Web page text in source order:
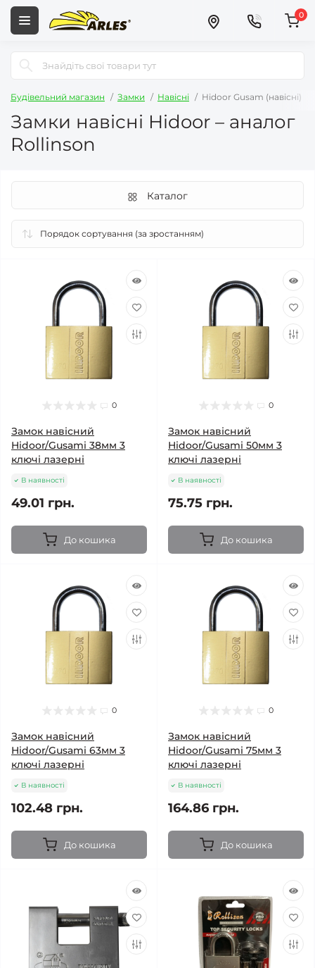
0
Будівельний магазин Замки Навісні Hidoor Gusam (навісні)
Замки навісні Hidoor – аналог
Rollinson
Каталог
0
Замок навісний
Hidoor/Gusami 38мм 3
ключі лазерні
В наявності
49.01 грн.
До кошика
0
Замок навісний
Hidoor/Gusami 50мм 3
ключі лазерні
В наявності
75.75 грн.
До кошика
0
Замок навісний
Hidoor/Gusami 63мм 3
ключі лазерні
В наявності
102.48 грн.
До кошика
0
Замок навісний
Hidoor/Gusami 75мм 3
ключі лазерні
В наявності
164.86 грн.
До кошика